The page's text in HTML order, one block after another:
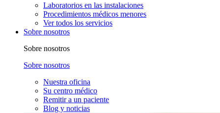
Laboratorios en las instalaciones
Procedimientos médicos menores
Ver todos los servicios
Sobre nosotros
Sobre nosotros
Sobre nosotros
Nuestra oficina
Su centro médico
Remitir a un paciente
Blog y noticias